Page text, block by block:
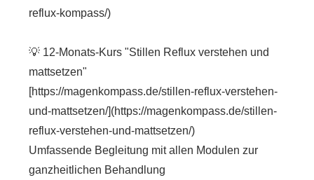
reflux-kompass/)
💡 12-Monats-Kurs "Stillen Reflux verstehen und
mattsetzen"
[https://magenkompass.de/stillen-reflux-verstehen-
und-mattsetzen/](https://magenkompass.de/stillen-
reflux-verstehen-und-mattsetzen/)
Umfassende Begleitung mit allen Modulen zur
ganzheitlichen Behandlung